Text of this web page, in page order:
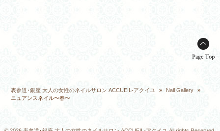
Page Top
表参道･銀座 大人の女性のネイルサロン ACCUEIL-アクイユ » Nail Gallery
»
ニュアンスネイル〜春〜